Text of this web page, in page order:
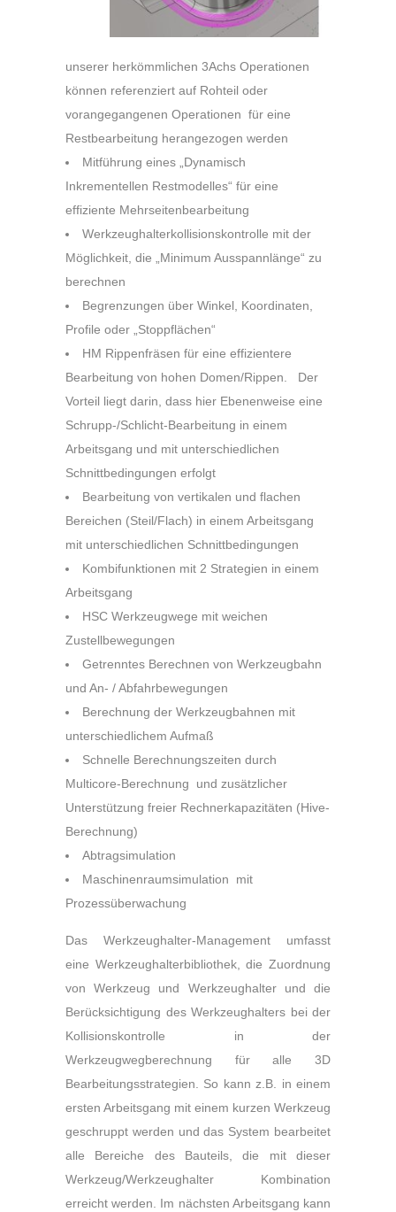
unserer herkömmlichen 3Achs Operationen
können referenziert auf Rohteil oder
vorangegangenen Operationen für eine
Restbearbeitung herangezogen werden
Mitführung eines „Dynamisch
Inkrementellen Restmodelles“ für eine
effiziente Mehrseitenbearbeitung
Werkzeughalterkollisionskontrolle mit der
Möglichkeit, die „Minimum Ausspannlänge“ zu
berechnen
Begrenzungen über Winkel, Koordinaten,
Profile oder „Stoppflächen“
HM Rippenfräsen für eine effizientere
Bearbeitung von hohen Domen/Rippen. Der
Vorteil liegt darin, dass hier Ebenenweise eine
Schrupp-/Schlicht-Bearbeitung in einem
Arbeitsgang und mit unterschiedlichen
Schnittbedingungen erfolgt
Bearbeitung von vertikalen und flachen
Bereichen (Steil/Flach) in einem Arbeitsgang
mit unterschiedlichen Schnittbedingungen
Kombifunktionen mit 2 Strategien in einem
Arbeitsgang
HSC Werkzeugwege mit weichen
Zustellbewegungen
Getrenntes Berechnen von Werkzeugbahn
und An- / Abfahrbewegungen
Berechnung der Werkzeugbahnen mit
unterschiedlichem Aufmaß
Schnelle Berechnungszeiten durch
Multicore-Berechnung und zusätzlicher
Unterstützung freier Rechnerkapazitäten (Hive-
Berechnung)
Abtragsimulation
Maschinenraumsimulation mit
Prozessüberwachung
Das Werkzeughalter-Management umfasst
eine Werkzeughalterbibliothek, die Zuordnung
von Werkzeug und Werkzeughalter und die
Berücksichtigung des Werkzeughalters bei der
Kollisionskontrolle in der
Werkzeugwegberechnung für alle 3D
Bearbeitungsstrategien. So kann z.B. in einem
ersten Arbeitsgang mit einem kurzen Werkzeug
geschruppt werden und das System bearbeitet
alle Bereiche des Bauteils, die mit dieser
Werkzeug/Werkzeughalter Kombination
erreicht werden. Im nächsten Arbeitsgang kann